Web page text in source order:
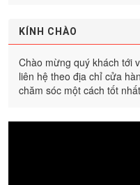
KÍNH CHÀO
Chào mừng quý khách tới
liên hệ theo địa chỉ cửa
chăm sóc một cách tốt